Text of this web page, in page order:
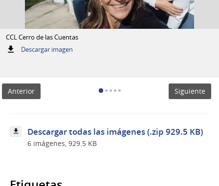
CCL Cerro de las Cuentas
Descargar imagen:
Anterior Siguiente
Descargar todas las imágenes (.zip 929.5 KB)
6 imágenes, 929.5 KB